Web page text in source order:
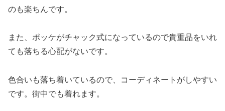
のも楽ちんです。
また、ポッケがチャック式になっているので貴重品をいれ
ても落ちる心配がないです。
色合いも落ち着いているので、コーディネートがしやすい
です。街中でも着れます。